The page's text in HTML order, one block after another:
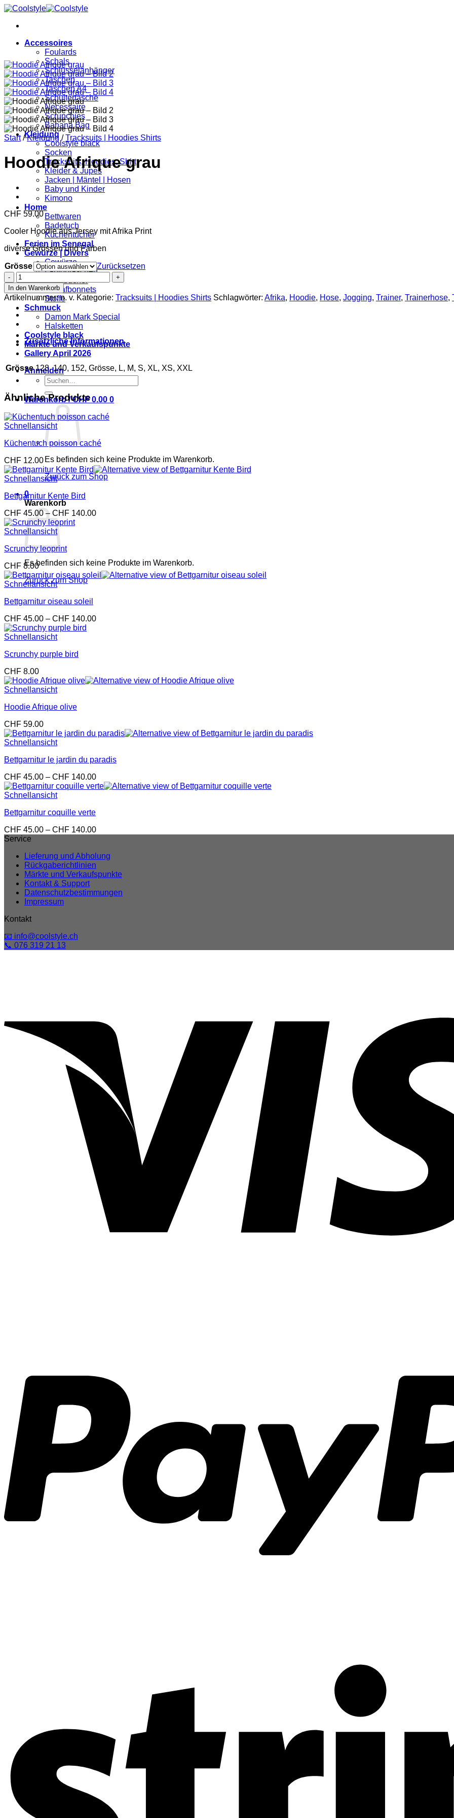
Zum
springen
Accessoires
Foulards
Schals
Schlüsselanhänger
Taschen
Taschen A4
Schultertasche
Necessaire
Scrunchies
Banana Bag
Kleidung
Coolstyle black
Socken
Tracksuits, Hoodies, Shirt
Kleider & Jupes
Jacken | Mäntel | Hosen
Baby und Kinder
Kimono
Home
Bettwaren
Badetuch
Küchentücher
Ferien im Senegal
Gewürze | Divers
Gewürze
Laptoptaschen
Notizbücher
Schlafbonnets
Stoffe
Schmuck
Damon Mark Special
Halsketten
Coolstyle black
Märkte und Verkaufspunkte
Gallery April 2026
Anmelden
Suchen
nach:
Warenkorb /CHF0.00 0
Es befinden sich keine Produkte im Warenkorb.
Zurück zum Shop
0
Warenkorb
Es befinden sich keine Produkte im Warenkorb.
Zurück zum Shop
Start / Kleidung / Tracksuits | Hoodies Shirts
Hoodie Afrique grau
CHF 59.00
Cooler Hoodie aus Jersey mit Afrika Print
diverse Grössen und Farben
Grösse
Zurücksetzen
Hoodie
Afrique
grau
Menge
In den Warenkorb
Artikelnummer:n. v. Kategorie: Tracksuits | Hoodies Shirts Schlagwörter: Afrika, Hoodie, Hose, Jogging, Trainer, Trainerhose,
Zusätzliche Informationen
Grösse 128, 140, 152, Grösse, L, M, S, XL, XS, XXL
Ähnliche Produkte
Schnellansicht
Küchentuch poisson caché
CHF 12.00
Schnellansicht
Bettgarnitur Kente Bird
CHF 45.00 – CHF 140.00Preisspanne:
Schnellansicht
Scrunchy leoprint
CHF 8.00
Schnellansicht
Bettgarnitur oiseau soleil
CHF 45.00 – CHF 140.00Preisspanne:
Schnellansicht
Scrunchy purple bird
CHF 8.00
Schnellansicht
Hoodie Afrique olive
CHF 59.00
Schnellansicht
Bettgarnitur le jardin du paradis
CHF 45.00 – CHF 140.00Preisspanne:
CHF 45.00
Schnellansicht
Bettgarnitur coquille verte
CHF 45.00 – CHF 140.00Preisspanne:
CHF 140.00
Service
Lieferung und Abholung
Rückgaberichtlinien
Märkte und Verkaufspunkte
Kontakt & Support
Datenschutzbestimmungen
Impressum
Kontakt
📧 info@coolstyle.ch
📞 076 319 21 13